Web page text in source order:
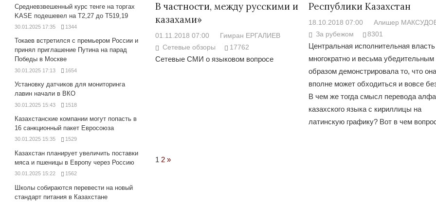
В частности, между русскими и
казахами»
01.11.2018 07:00
Гимран ЕРГАЛИЕВ
Сетевые обзоры
17762
Сетевые СМИ о языковом вопросе
Республики Казахстан
18.10.2018 07:00
Алишер
За рубежом
8301
Центральная исполнительная власть
многократно и весьма убедительным
образом демонстрировала то, что она
вполне может обходиться и вовсе
В чем же тогда смысл перевода
казахского языка с кириллицы на
латинскую графику? Вот в чем
1 2 Next
»
Средневзвешенный курс тенге на торгах
KASE подешевел на Т2,27 до Т519,19
30.01.2025 17:35 1344
Токаев встретился с премьером России и
принял приглашение Путина на парад
Победы в Москве
30.01.2025 17:13 1654
Установку датчиков для мониторинга
лавин начали в ВКО
30.01.2025 15:43 1518
Казахстанские компании могут попасть в
16 санкционный пакет Евросоюза
30.01.2025 15:35 1529
Казахстан планирует увеличить поставки
мяса и пшеницы в Европу через Россию
30.01.2025 15:22 1562
Школы собираются перевести на новый
стандарт питания в Казахстане